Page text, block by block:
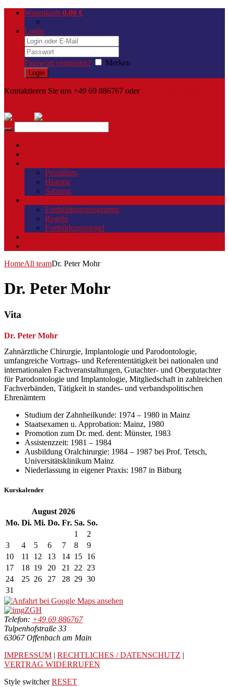
Warenkorb 0,00 €
Login
Passwort vergessen? Merken
Kontaktieren Sie uns +49 69 886767 oder
Präsidium
Historie
Satzung
Fortbildungsprogramm
Regeln
Fortbildungssiegel
HomeAll teamDr. Peter Mohr
Dr. Peter Mohr
Vita
Dr. Peter Mohr
Zahnärztliche Chirurgie, Implantologie und Parodontologie,
umfangreiche Vortrags- und Referententätigkeit bei nationalen und
internationalen Fachveranstaltungen, Gutachter- und Obergutachter
für Parodontologie und Implantologie, Mitgliedschaft in zahlreichen
Fachverbänden, Tätigkeit in standes- und verbandspolitischen
Ehrenämtern
Studium der Zahnheilkunde: 1974 – 1980 in Mainz
Staatsexamen u. Approbation: Mainz, 1980
Promotion zum Dr. med. dent: Münster, 1983
Assistenzzeit: 1981 – 1984
Ausbildung Oralchirurgie: 1984 – 1987 bei Prof. Tetsch,
Universitätsklinikum Mainz
Niederlassung in eigener Praxis: 1987 in Bitburg
Kurskalender
August 2026
Mo. Di. Mi. Do. Fr. Sa. So.
1
2
3
4 5 6 7 8
9
10
11 12 13 14 15 16
17
18 19 20 21 22
23
24
25 26 27 28 29 30
31
ZGH
Telefon: +49 69 886767
Tulpenhofstraße 33
63067 Offenbach am Main
IMPRESSUM | RECHTLICHES / DATENSCHUTZ |
VERTRAG WIDERRUFEN
Style switcher RESET